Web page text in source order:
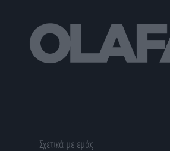
Σχετικά με εμάς